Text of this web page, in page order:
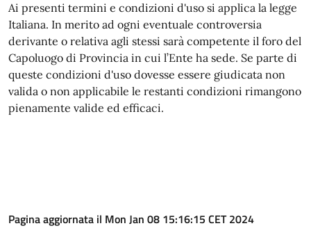
Ai presenti termini e condizioni d'uso si applica la legge
Italiana. In merito ad ogni eventuale controversia
derivante o relativa agli stessi sarà competente il foro del
Capoluogo di Provincia in cui l’Ente ha sede. Se parte di
queste condizioni d'uso dovesse essere giudicata non
valida o non applicabile le restanti condizioni rimangono
pienamente valide ed efficaci.
Pagina aggiornata il Mon Jan 08 15:16:15 CET 2024